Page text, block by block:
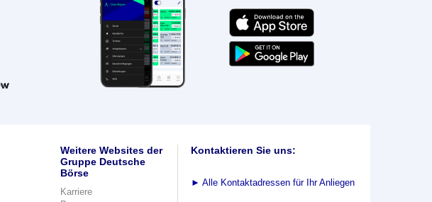
Weitere Websites der
Gruppe Deutsche
Börse
Karriere
Kontaktieren Sie uns:
► Alle Kontaktadressen für Ihr Anliegen